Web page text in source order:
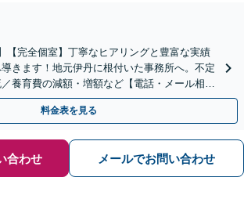
【完全個室】丁寧なヒアリングと豊富な実績
きます！地元伊丹に根付いた事務所へ。不定
養育費の減額・増額など【電話・メール相談
応可】【オンライン可能】
料金表を見る
合わせ メールでお問い合わせ